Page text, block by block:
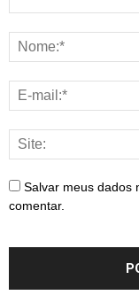
Salvar meus dados
comentar.